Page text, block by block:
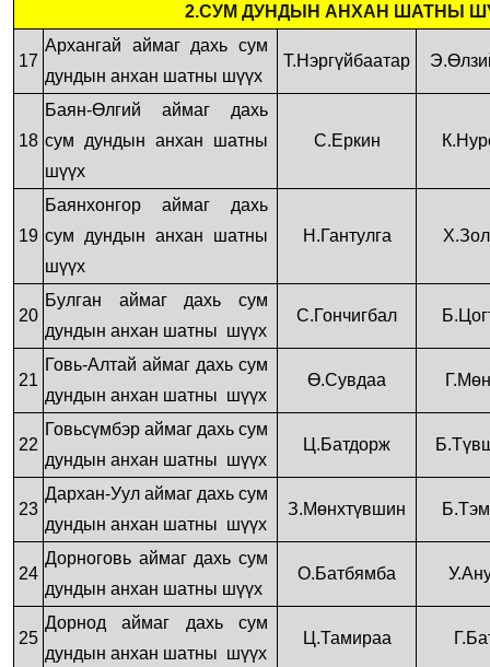
2.СУМ ДУНДЫН АНХАН ШАТНЫ
17
Архангай аймаг дахь сум
дундын анхан шатны шүүх
Т.Нэргүйбаатар
18
Баян-Өлгий аймаг дахь
сум дундын анхан шатны
шүүх
С.Еркин
19
Баянхонгор аймаг дахь
сум дундын анхан шатны
шүүх
Н.Гантулга
20
Булган аймаг дахь сум
дундын анхан шатны шүүх
С.Гончигбал
21
Говь-Алтай аймаг дахь сум
дундын анхан шатны шүүх
Ө.Сувдаа
22
Говьсүмбэр аймаг дахь сум
дундын анхан шатны шүүх
Ц.Батдорж
23
Дархан-Уул аймаг дахь сум
дундын анхан шатны шүүх
З.Мөнхтүвшин
24
Дорноговь аймаг дахь сум
дундын анхан шатны шүүх
О.Батбямба
25
Дорнод аймаг дахь сум
дундын анхан шатны шүүх
Ц.Тамираа